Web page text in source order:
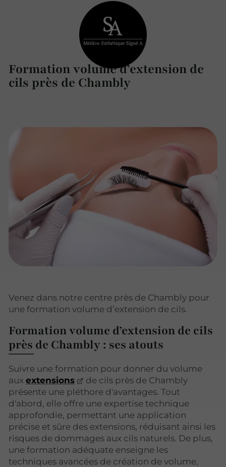
Formation volume d’extension de
cils près de Chambly
Venez dans notre centre près de Chambly pour
une formation volume d’extension de cils.
Formation volume d’extension de cils
près de Chambly : ses atouts
Suivre une formation pour donner du volume
aux extensions
de cils près de Chambly
présente une pléthore d'avantages. Tout
d'abord, elle offre une expertise technique
approfondie, permettant une application
précise et sûre des extensions, réduisant ainsi les
risques de dommages aux cils naturels. De plus,
une formation adéquate enseigne les
techniques avancées de création de volume,